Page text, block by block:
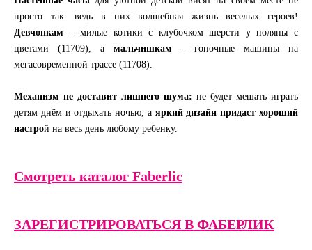
просто так: ведь в них волшебная жизнь веселых героев!
Девчонкам – милые котики с клубочком шерсти у поляны с
цветами (11709), а мальчишкам – гоночные машины на
мегасовременной трассе (11708).
Механизм не доставит лишнего шума: не будет мешать играть
детям днём и отдыхать ночью, а яркий дизайн придаст хороший
настрой на весь день любому ребенку.
Смотреть каталог Faberlic
ЗАРЕГИСТРИРОВАТЬСЯ В ФАБЕРЛИК